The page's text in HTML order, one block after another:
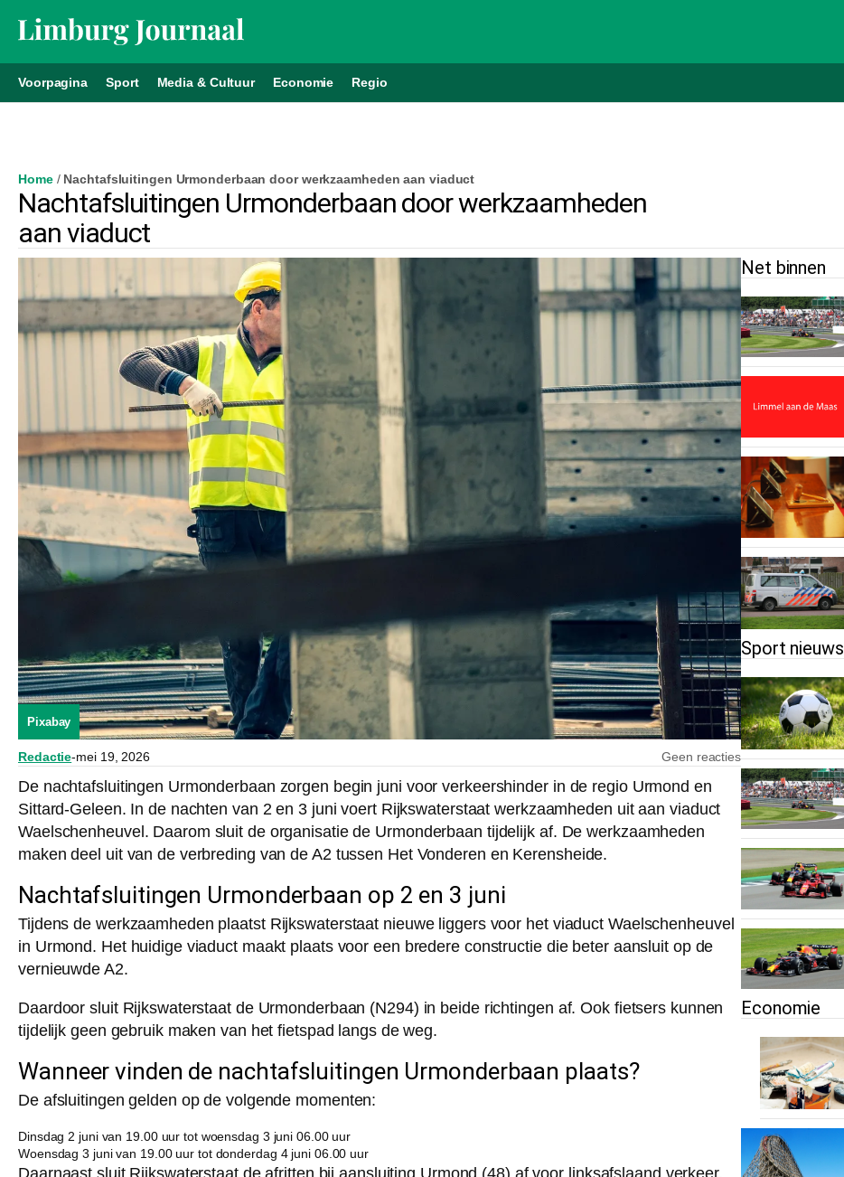
Voorpagina Sport Media & Cultuur Economie Regio
Home/ Nachtafsluitingen Urmonderbaan door werkzaamheden aan viaduct
Nachtafsluitingen Urmonderbaan door werkzaamheden
aan viaduct
Pixabay
Redactie-mei 19, 2026 Geen reacties
De nachtafsluitingen Urmonderbaan zorgen begin juni voor verkeershinder in de regio Urmond en
Sittard-Geleen. In de nachten van 2 en 3 juni voert Rijkswaterstaat werkzaamheden uit aan viaduct
Waelschenheuvel. Daarom sluit de organisatie de Urmonderbaan tijdelijk af. De werkzaamheden
maken deel uit van de verbreding van de A2 tussen Het Vonderen en Kerensheide.
Nachtafsluitingen Urmonderbaan op 2 en 3 juni
Tijdens de werkzaamheden plaatst Rijkswaterstaat nieuwe liggers voor het viaduct Waelschenheuvel
in Urmond. Het huidige viaduct maakt plaats voor een bredere constructie die beter aansluit op de
vernieuwde A2.
Daardoor sluit Rijkswaterstaat de Urmonderbaan (N294) in beide richtingen af. Ook fietsers kunnen
tijdelijk geen gebruik maken van het fietspad langs de weg.
Wanneer vinden de nachtafsluitingen Urmonderbaan plaats?
De afsluitingen gelden op de volgende momenten:
Dinsdag 2 juni van 19.00 uur tot woensdag 3 juni 06.00 uur
Woensdag 3 juni van 19.00 uur tot donderdag 4 juni 06.00 uur
Net binnen
Sport nieuws
Economie